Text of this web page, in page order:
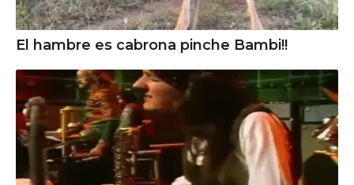
El hambre es cabrona pinche Bambi!!